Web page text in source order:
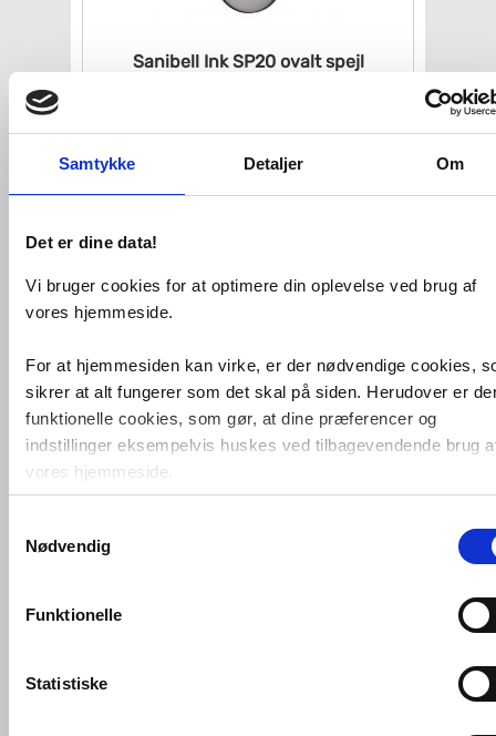
Samtykke Detaljer Om
Det er dine data!
Vi bruger cookies for at optimere din oplevelse ved brug af
vores hjemmeside.
For at hjemmesiden kan virke, er der nødvendige cookies,
sikrer at alt fungerer som det skal på siden. Herudover er
funktionelle cookies, som gør, at dine præferencer og
indstillinger eksempelvis huskes ved tilbagevendende brug
vores hjemmeside.
Foruden nødvendige og funktionelle cookies er der
cookies. Disse bruger vi bl.a. til at måle trafik, omsætning,
marketingcookies, som vi bruger til at målrette vores
markedsføring med henblik på annonceindhold, som giver
Nødvendig
Funktionelle
Statistiske
Sanibell Ink SP20 ovalt spejl
Levering 5-10 dage
Sanibell Ink SP29 superellipsespejl
VVS nr. 8409654
Levering 5-10 dage